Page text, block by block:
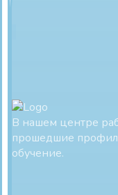
В нашем центре
прошедшие
обучение.